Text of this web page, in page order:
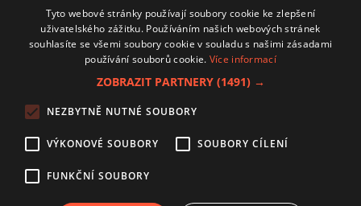
Přihlášením k newsletteru vyjadřujete svůj souhlas spodmínkami
zpracování osobních údajů.
Zásady používání souborů cookies
Autoři
Nastavení cookies
CZECH
Tyto webové stránky používají soubory cookie ke zlepšení
uživatelského zážitku. Používáním našich webových stránek
souhlasíte se všemi soubory cookie v souladu s našimi zásadami
používání souborů cookie. Více informací
ZOBRAZIT PARTNERY (1491) →
NEZBYTNĚ NUTNÉ SOUBORY
VÝKONOVÉ SOUBORY SOUBORY CÍLENÍ
FUNKČNÍ SOUBORY